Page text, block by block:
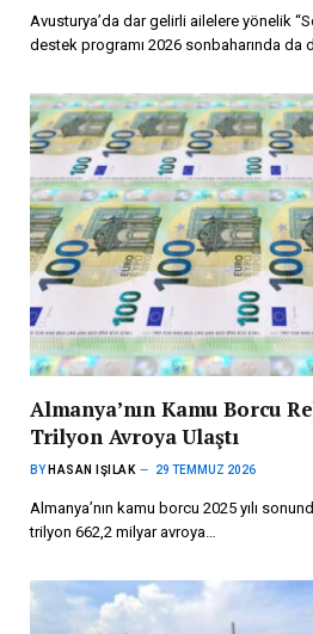
Avusturya’da dar gelirli ailelere yönelik
destek programı 2026 sonbaharında da
Almanya’nın Kamu Borcu
Trilyon Avroya Ulaştı
BY HASAN IŞILAK 29 TEMMUZ 2026
Almanya’nın kamu borcu 2025 yılı
trilyon 662,2 milyar avroya…